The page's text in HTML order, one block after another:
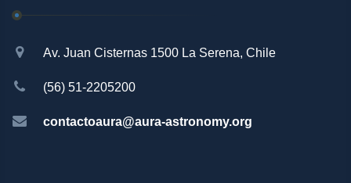
Av. Juan Cisternas 1500 La Serena, Chile
(56) 51-2205200
contactoaura@aura-astronomy.org